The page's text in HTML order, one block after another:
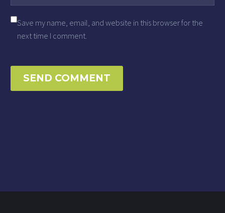
Save my name, email, and website in this browser for the
next time I comment.
SEND COMMENT